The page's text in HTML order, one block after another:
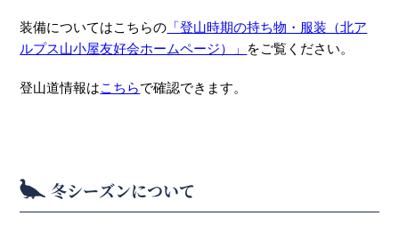
装備についてはこちらの 「登山時期の持ち物・服装（北ア
ルプス山小屋友好会ホームページ）」 をご覧ください。
登山道情報はこちらで確認できます。
冬シーズンについて